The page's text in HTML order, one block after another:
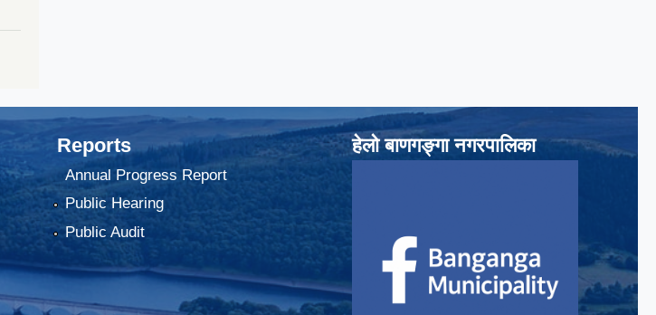
Reports
Annual Progress Report
Public Hearing
Public Audit
हेलाे बाणगङ्गा नगरपालिका